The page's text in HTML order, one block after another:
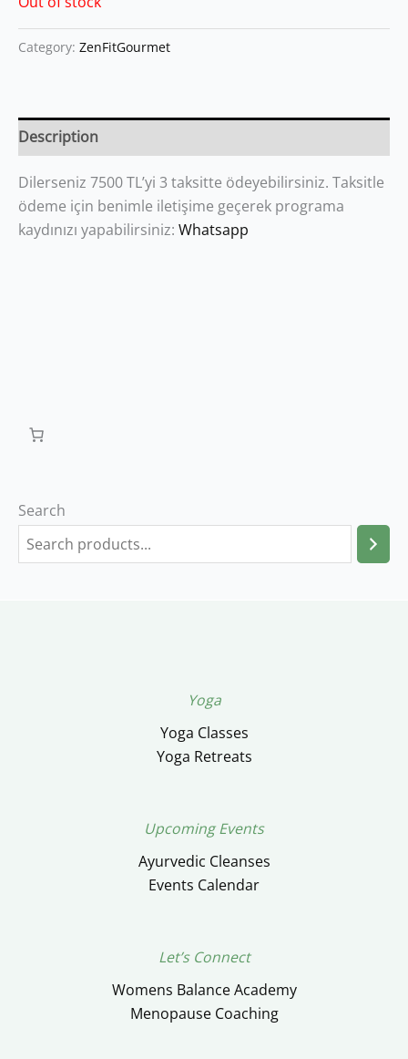
Category: ZenFitGourmet
Description
Dilerseniz 7500 TL’yi 3 taksitte ödeyebilirsiniz. Taksitle
ödeme için benimle iletişime geçerek programa
kaydınızı yapabilirsiniz: Whatsapp
Search
Yoga
Yoga Classes
Yoga Retreats
Upcoming Events
Ayurvedic Cleanses
Events Calendar
Let’s Connect
Womens Balance Academy
Menopause Coaching